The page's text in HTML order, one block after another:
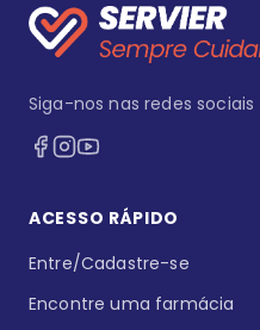
Siga-nos nas redes sociais
ACESSO RÁPIDO
Entre/Cadastre-se
Encontre uma farmácia